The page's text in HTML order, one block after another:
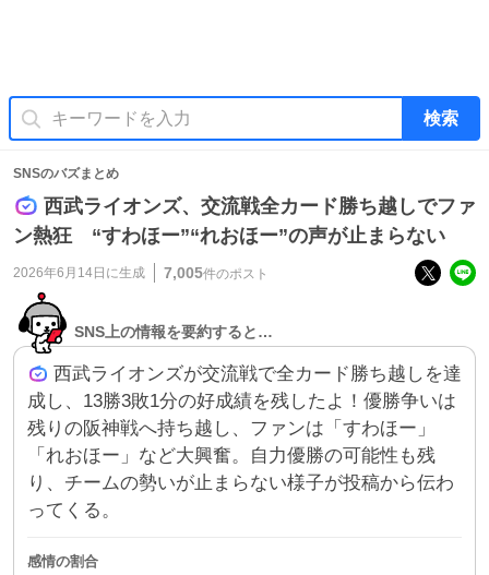
検索
SNSのバズまとめ
西武ライオンズ、交流戦全カード勝ち越しでファ
ン熱狂 “すわほー”“れおほー”の声が止まらない
2026年6月14日 に生成 7,005件のポスト
SNS上の情報を要約すると…
西武ライオンズが交流戦で全カード勝ち越しを達
成し、13勝3敗1分の好成績を残したよ！優勝争いは
残りの阪神戦へ持ち越し、ファンは「すわほー」
「れおほー」など大興奮。自力優勝の可能性も残
り、チームの勢いが止まらない様子が投稿から伝わ
ってくる。
感情の割合